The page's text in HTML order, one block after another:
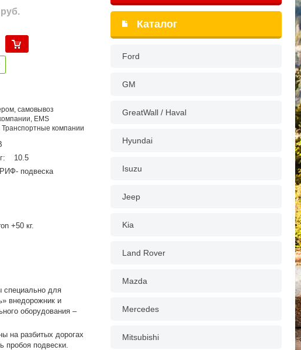
руб.
самовывоз
EMS
Транспортные компании
10.5
РИФ- подвеска
+50 кг.
специально для
внедорожник и
оборудования –
на разбитых дорогах
пробоя подвески.
Каталог
Ford
GM
GreatWall / Haval
Hyundai
Isuzu
Jeep
Kia
Land Rover
Mazda
Mercedes
Mitsubishi